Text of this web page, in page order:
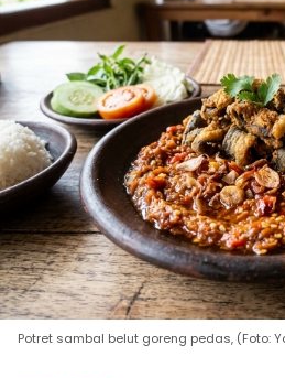
Potret sambal belut goreng pedas, (Foto: